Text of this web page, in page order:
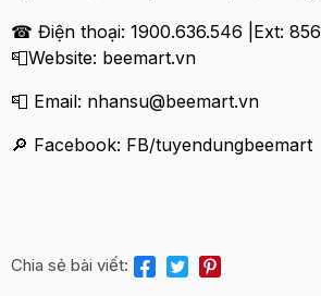
☎ Điện thoại: 1900.636.546 |Ext: 856
📮Website: beemart.vn
📮 Email: nhansu@beemart.vn
🔎 Facebook: FB/tuyendungbeemart
Chia sẻ bài viết: